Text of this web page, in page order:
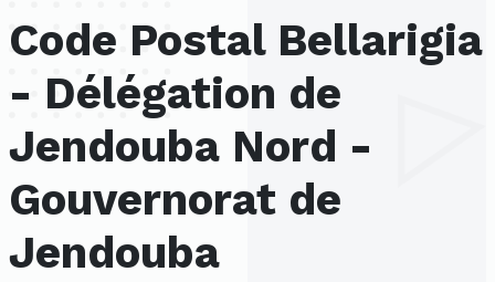
Code Postal Bellarigia
- Délégation de
Jendouba Nord -
Gouvernorat de
Jendouba